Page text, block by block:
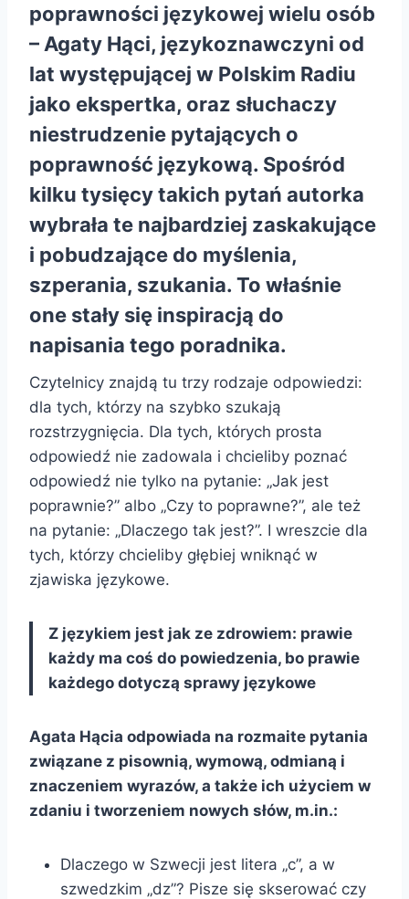
poprawności językowej wielu osób
– Agaty Hąci, językoznawczyni od
lat występującej w Polskim Radiu
jako ekspertka, oraz słuchaczy
niestrudzenie pytających o
poprawność językową. Spośród
kilku tysięcy takich pytań autorka
wybrała te najbardziej zaskakujące
i pobudzające do myślenia,
szperania, szukania. To właśnie
one stały się inspiracją do
napisania tego poradnika.
Czytelnicy znajdą tu trzy rodzaje odpowiedzi:
dla tych, którzy na szybko szukają
rozstrzygnięcia. Dla tych, których prosta
odpowiedź nie zadowala i chcieliby poznać
odpowiedź nie tylko na pytanie: „Jak jest
poprawnie?” albo „Czy to poprawne?”, ale też
na pytanie: „Dlaczego tak jest?”. I wreszcie dla
tych, którzy chcieliby głębiej wniknąć w
zjawiska językowe.
Z językiem jest jak ze zdrowiem: prawie
każdy ma coś do powiedzenia, bo prawie
każdego dotyczą sprawy językowe
Agata Hącia odpowiada na rozmaite pytania
związane z pisownią, wymową, odmianą i
znaczeniem wyrazów, a także ich użyciem w
zdaniu i tworzeniem nowych słów, m.in.:
Dlaczego w Szwecji jest litera „c”, a w
szwedzkim „dz”? Pisze się skserować czy